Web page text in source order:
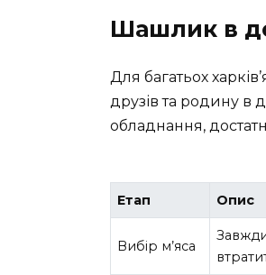
Шашлик в
Для багатьох
друзів та родину в
обладнання,
Етап Опис
Вибір м’яса